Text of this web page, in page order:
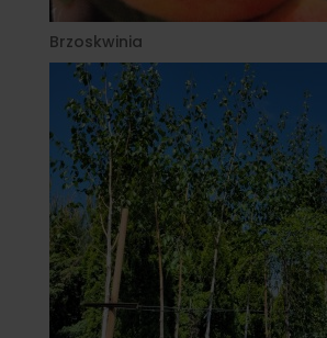
Brzoskwinia